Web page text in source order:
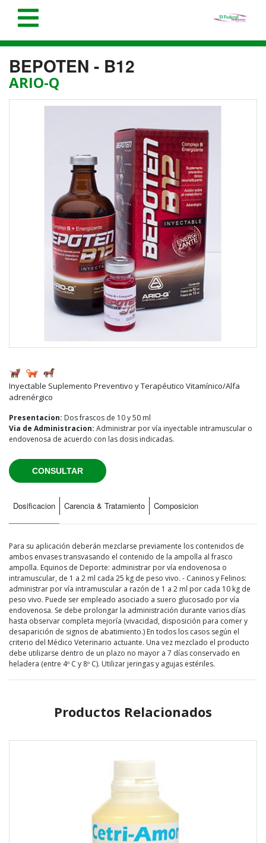
BEPOTEN - B12
ARIO-Q
Inyectable Suplemento Preventivo y Terapéutico Vitamínico/Alfa
adrenérgico
Presentacion: Dos frascos de 10 y 50 ml
Via de Administracion: Administrar por vía inyectable intramuscular o
endovenosa de acuerdo con las dosis indicadas.
CONSULTAR
Dosificacion Carencia & Tratamiento Composicion
Para su aplicación deberán mezclarse previamente los contenidos de
ambos envases transvasando el contenido de la ampolla al frasco
ampolla. Equinos de Deporte: administrar por vía endovenosa o
intramuscular, de 1 a 2 ml cada 25 kg de peso vivo. - Caninos y Felinos:
administrar por vía intramuscular a razón de 1 a 2 ml por cada 10 kg de
peso vivo. Puede ser empleado asociado a suero glucosado por vía
endovenosa. Se debe prolongar la administración durante varios días
hasta observar completa mejoría (vivacidad, disposición para comer y
desaparición de signos de abatimiento.) En todos los casos según el
criterio del Médico Veterinario actuante. Una vez mezclado el producto
debe utilizarse dentro de un plazo no mayor a 7 días conservado en
heladera (entre 4º C y 8º C). Utilizar jeringas y agujas estériles.
Productos Relacionados